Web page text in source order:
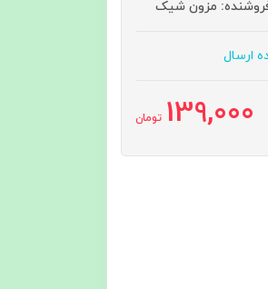
مزون شیک
ارسال
139,000 تومان